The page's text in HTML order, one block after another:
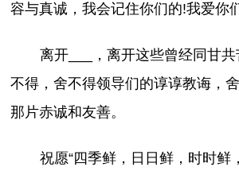
容与真诚，我会记住你们的!我爱你
离开___，离开这些曾经同甘
不得，舍不得领导们的谆谆教诲，
那片赤诚和友善。
祝愿“四季鲜，日日鲜，时时鲜